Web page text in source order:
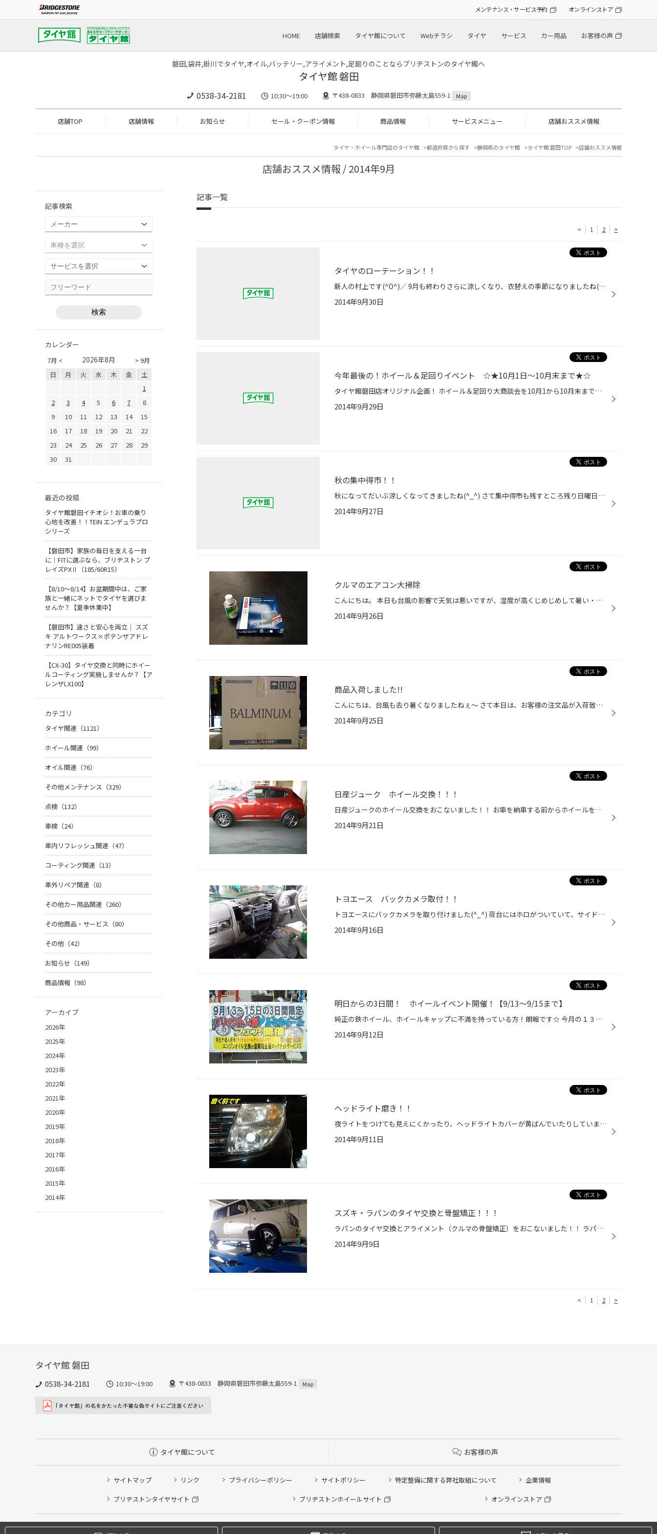
メンテナンス・サービス予約 オンラインストア
HOME 店舗検索 タイヤ館について Webチラシ タイヤ サービス カー用品 お客様の声
磐田,袋井,掛川でタイヤ,オイル,バッテリー,アライメント,足廻りのことならブリヂストンのタイヤ館へ
タイヤ館 磐田
0538-34-2181 10:30～19:00 〒438-0833 静岡県磐田市弥藤太島559-1 Map
店舗TOP 店舗情報 お知らせ セール・クーポン情報 商品情報 サービスメニュー 店舗おススメ情報
タイヤ・ホイール専門店のタイヤ館 都道府県から探す 静岡県のタイヤ館 タイヤ館 磐田TOP 店舗おススメ情報
店舗おススメ情報 / 2014年9月
記事一覧
< 1 2 >
タイヤのローテーション！！
新人の村上です(^O^)／ 9月も終わりさらに涼しくなり、衣替えの季節になりましたね(^・^) さて皆さんはタイヤのローテーションについてご存じでしょうか？ タイヤは装着する位置によって摩耗の仕方や進み具合が違ってきます。 そこでタイヤの取り付け位置を入れ換えることでタイヤの摩耗を均一化さ...
2014年9月30日
今年最後の！ホイール＆足回りイベント ☆★10月1日～10月末まで★☆
タイヤ館磐田店オリジナル企画！ ホイール＆足回り大商談会を10月1から10月末まで開催決定!! 11月になりますとスタットレスの売り出しがはじまりますので、 今年のドレスアップイベントは10月で最後になります！！(/_;) 今年からドレスアップイベントを定期的に開催していますが、 毎回たくさんのお...
2014年9月29日
秋の集中得市！！
秋になってだいぶ涼しくなってきましたね(^_^) さて集中得市も残すところ残り日曜日の1日となりました！ まだタイヤの購入をお考えの方、購入したいがどこにしようかお悩みの方がいましたら、是非タイヤ館までお越しください(^O^)／
2014年9月27日
クルマのエアコン大掃除
こんにちは。 本日も台風の影響で天気は悪いですが、湿度が高くじめじめして暑い・・・ まだまだエアコンが必要な気候ですね！ という事で本日はエアコンフィルターの交換のご紹介です！！ こちらのお車購入されてから一度もエアコンフィルターを交換されたことが無いと・・・ 理想的な交換の目安が...
2014年9月26日
商品入荷しました!!
こんにちは、台風も去り暑くなりましたねぇ～ さて本日は、お客様の注文品が入荷致しました!! その商品は、ﾌﾞﾘﾁﾞｽﾄﾝのｵﾘｼﾞﾅﾙﾎｲｰﾙ ★☆★☆★☆★☆★☆★☆★☆ 『BALMINUM VR5』ｼﾙﾊﾞｰ 15X60 5/114.3 45 ★☆★☆★☆★☆★☆★☆★☆ です。 シンプルな5本スポークでスタイリッシュなデザインですので、どんなお車でも似合うと...
2014年9月25日
日産ジューク ホイール交換！！！
日産ジュークのホイール交換をおこないました！！ お車を納車する前からホイールを見に来てましたが クルマとのイメージがつかめなく、決められずにいました(^_^;) ホイールを見にきた数日後に納車となり、すぐに来店していただきました（＾o＾） いくつかあった候補のホイールをクルマの横に並べて...
2014年9月21日
トヨエース バックカメラ取付！！
トヨエースにバックカメラを取り付けました(^_^) 荷台にはホロがついていて、サイドミラーか目視でしか 後方を確認できない状態でした… 実際に運転するとサイドミラーや目視だと死角となるところがあり バックするのが怖かったです(^_^;) 今回のようなトラックに限らず、乗用車にお乗りの皆様にも ...
2014年9月16日
明日からの3日間！ ホイールイベント開催！【9/13～9/15まで】
純正の鉄ホイール、ホイールキャップに不満を持っている方！朗報です☆ 今月の１３～１５日（金土日）の３日間、アルミホイールがお得に買えちゃうんです！ 今回のメインブランドはブリヂストンアルミホイール(^O^) 実はブリヂストンはアルミホイールもやっております☆ しかも一般的なアルミの強度、...
2014年9月12日
ヘッドライト磨き！！
夜ライトをつけても見えにくかったり、ヘッドライトカバーが黄ばんでいたりしていませんか？ そんな時はヘッドライト磨きをするのがオススメです(*^_^*) ライトを買い替えるよりもお得ですし、なによりクルマがキレイになるので一度行ってみてはいかかですか？ さらにライトも替えればより明るくな...
2014年9月11日
スズキ・ラパンのタイヤ交換と骨盤矯正！！！
ラパンのタイヤ交換とアライメント（クルマの骨盤矯正）をおこないました！！ ラパンを購入してからタイヤを交換したこと１回もなく タイヤの状態を確認してほしいとのことで来店されました。 ラパンの走行距離は２５０００ｋｍ、タイヤの溝は２．４ｍｍ、 タイヤの溝と側面にはヒビ割れがみられた...
2014年9月9日
< 1 2 >
記事検索
カレンダー
7月 < > 9月
2026年8月
日 月 火 水 木 金
土
1
2
3 4 5 6 7
8
9
10 11 12 13 14
15
16
17 18 19 20 21
22
23
24 25 26 27 28
29
30
31
最近の投稿
タイヤ館磐田イチオシ！お車の乗り
心地を改善！！TEIN エンデュラプロ
シリーズ
【磐田市】家族の毎日を支える一台
に｜FITに選ぶなら、ブリヂストン プ
レイズPXⅡ（185/60R15）
【8/10～8/14】お盆期間中は、ご家
族と一緒にネットでタイヤを選びま
せんか？【夏季休業中】
【磐田市】速さと安心を両立｜ スズ
キ アルトワークス×ポテンザアドレ
ナリンRE005装着
【CX-30】タイヤ交換と同時にホイー
ルコーティング実施しませんか？【ア
レンザLX100】
カテゴリ
タイヤ関連（1121）
ホイール関連（99）
オイル関連（76）
その他メンテナンス（329）
点検（132）
車検（24）
車内リフレッシュ関連（47）
コーティング関連（13）
車外リペア関連（8）
その他カー用品関連（260）
その他商品・サービス（80）
その他（42）
お知らせ（149）
商品情報（98）
アーカイブ
2026年
2025年
2024年
2023年
2022年
2021年
2020年
2019年
2018年
2017年
2016年
2015年
2014年
タイヤ館 磐田
0538-34-2181 10:30～19:00 〒438-0833 静岡県磐田市弥藤太島559-1 Map
タイヤ館について お客様の声
サイトマップ リンク プライバシーポリシー サイトポリシー 特定整備に関する弊社取組について 企業情報
ブリヂストンタイヤサイト ブリヂストンホイールサイト オンラインストア
Copyright © 2024 Bridgestone Retail Co.,Ltd. All rights Reserved.
タイヤ点検・安全点検/タイヤ履き替え/オイル交換/その他ピット作業の予約
クローク契約会員専用タイヤ履き替え※タイヤ履き替えを希望のクローク契約会員の方はこちらを選択ください
本日のタイヤ履き替え順番待ち予約 ※クローク契約会員の方はご利用いただけません